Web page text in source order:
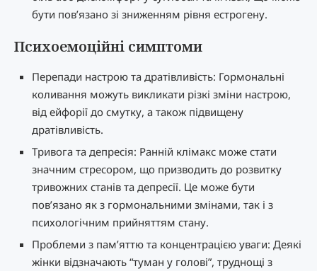
бути пов’язано зі зниженням рівня естрогену.
Психоемоційні симптоми
Перепади настрою та дратівливість: Гормональні
коливання можуть викликати різкі зміни настрою,
від ейфорії до смутку, а також підвищену
дратівливість.
Тривога та депресія: Ранній клімакс може стати
значним стресором, що призводить до розвитку
тривожних станів та депресії. Це може бути
пов’язано як з гормональними змінами, так і з
психологічним прийняттям стану.
Проблеми з пам’яттю та концентрацією уваги: Деякі
жінки відзначають “туман у голові”, труднощі з